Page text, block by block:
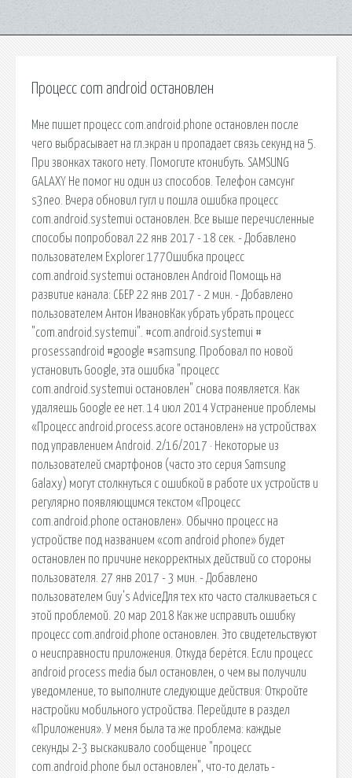
Процесс com android остановлен
Мне пишет процесс com.android.phone остановлен после
чего выбрасывает на гл.экран и пропадает связь секунд на 5.
При звонках такого нету. Помогите ктонибуть. SAMSUNG
GALAXY Не помог ни один из способов. Телефон самсунг
s3neo. Вчера обновил гугл и пошла ошибка процесс
com.android.systemui остановлен. Все выше перечисленные
способы попробовал 22 янв 2017 - 18 сек. - Добавлено
пользователем Explorer 177Ошибка процесс
com.android.systemui остановлен Android Помощь на
развитие канала: СБЕР 22 янв 2017 - 2 мин. - Добавлено
пользователем Антон ИвановКак убрать убрать процесс
"com.android.systemui". #com.android.systemui #
prosessandroid #google #samsung. Пробовал по новой
установить Google, эта ошибка "процесс
com.android.systemui остановлен" снова появляется. Как
удаляешь Google ее нет. 14 июл 2014 Устранение проблемы
«Процесс android.process.acore остановлен» на устройствах
под управлением Android. 2/16/2017 · Некоторые из
пользователей смартфонов (часто это серия Samsung
Galaxy) могут столкнуться с ошибкой в работе их устройств и
регулярно появляющимся текстом «Процесс
com.android.phone остановлен». Обычно процесс на
устройстве под названием «com android phone» будет
остановлен по причине некорректных действий со стороны
пользователя. 27 янв 2017 - 3 мин. - Добавлено
пользователем Guy's AdviceДля тех кто часто сталкиваеться с
этой проблемой. 20 мар 2018 Как же исправить ошибку
процесс com.android.phone остановлен. Это свидетельствуют
о неисправности приложения. Откуда берётся. Если процесс
android process media был остановлен, о чем вы получили
уведомление, то выполните следующие действия: Откройте
настройки мобильного устройства. Перейдите в раздел
«Приложения». У меня была та же проблема: каждые
секунды 2-3 выскакивало сообщение "процесс
com.android.phone был остановлен", что-то делать -